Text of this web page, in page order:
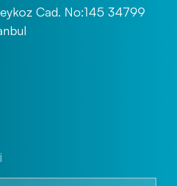
Cad. No:145 34799